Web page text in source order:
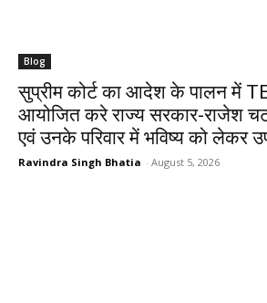
Blog
सुप्रीम कोर्ट का आदेश के पालन में
आयोजित करे राज्य सरकार-राजेश
एवं उनके परिवार में भविष्य को लेकर
Ravindra Singh Bhatia - August 5, 2026